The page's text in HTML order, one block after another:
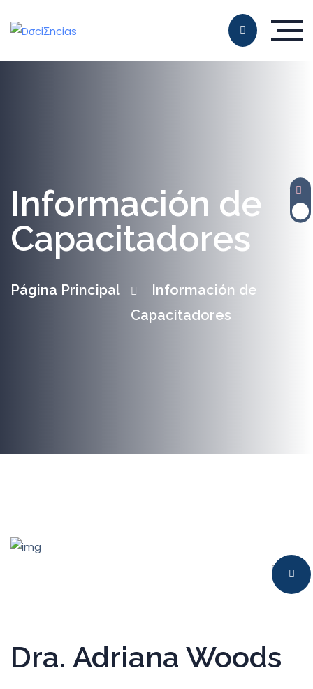
Información de
Capacitadores
Página Principal
Información de
Capacitadores
Dra. Adriana Woods